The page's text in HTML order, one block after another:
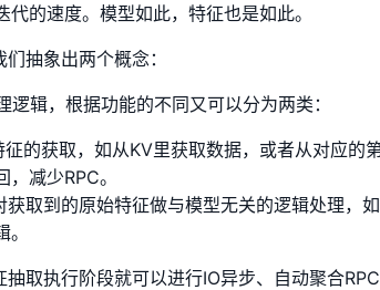
的速度。模型如此，特征也是如此。
抽象出两个概念：
逻辑，根据功能的不同又可以分为两类：
的获取，如从KV里获取数据，或者从对应的
减少RPC。
取到的原始特征做与模型无关的逻辑处理，
取执行阶段就可以进行IO异步、自动聚合